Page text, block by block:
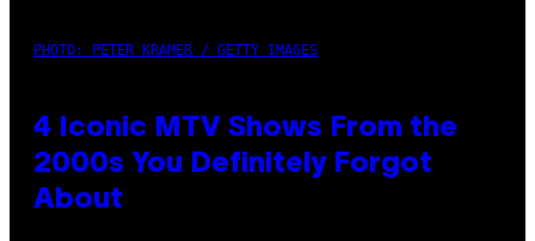
PHOTO: PETER KRAMER / GETTY IMAGES
4 Iconic MTV Shows From the
2000s You Definitely Forgot
About